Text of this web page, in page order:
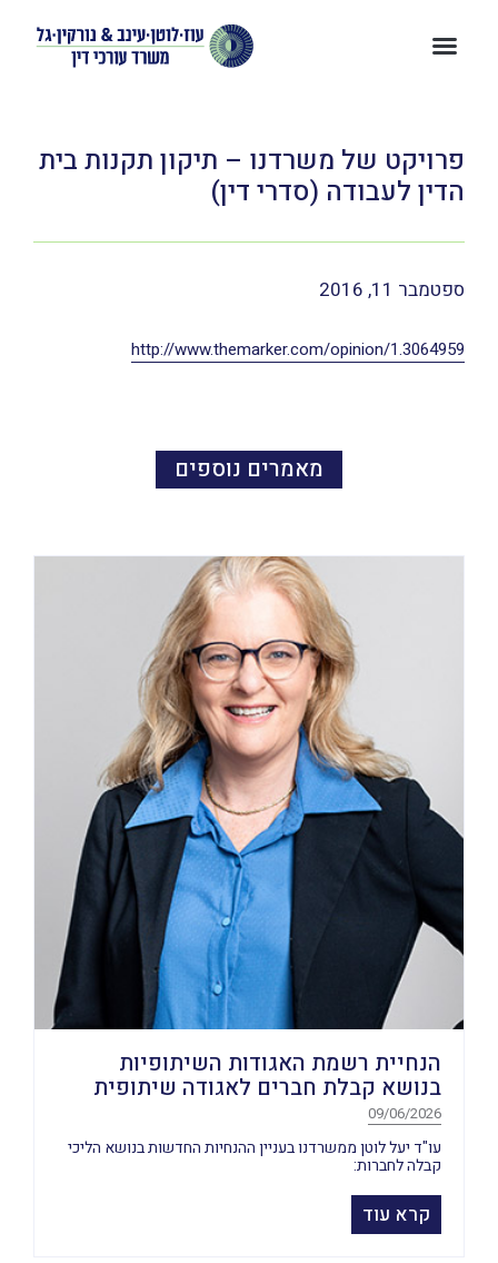
פרויקט של משרדנו – תיקון תקנות בית
הדין לעבודה (סדרי דין)
ספטמבר 11, 2016
http://www.themarker.com/opinion/1.3064959
מאמרים נוספים
הנחיית רשמת האגודות השיתופיות
בנושא קבלת חברים לאגודה שיתופית
09/06/2026
עו"ד יעל לוטן ממשרדנו בעניין ההנחיות החדשות בנושא הליכי
קבלה לחברות:
קרא עוד